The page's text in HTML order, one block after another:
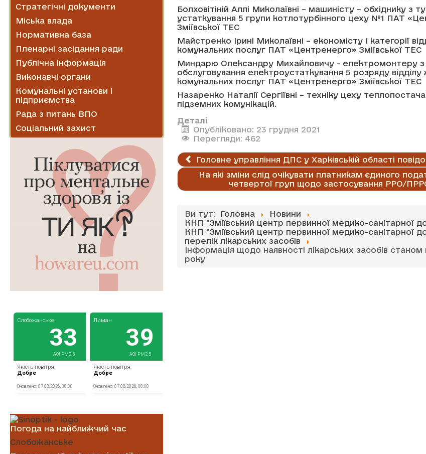
Стратегічні документи
Міська влада
Нормативна база
Пленарні засідання ради
Публічна інформація
Виконавчі органи
Комунальні установи і
підприємства
Рада з питань ВПО
Соціальний захист
Погода на найближчий час
Слобожанське
Болховітіній Аллі Миколаївні – машиністу – обхіднику з
устаткування 5 групи котлотурбінного цеху №1 ПАТ
Зміївської ТЕС
Майстренко Ірині Миколаївні – економісту І категорії
комунальних послуг ПАТ «Центренерго» Зміївської ТЕС
Миндарю Олександру Михайловичу - електромонтеру
обслуговування електроустаткування 5 розряду
комунальних послуг ПАТ «Центренерго» Зміївської ТЕС
Назаренко Наталії Сергіївні – техніку цеху
підземних комунікацій.
Деталі
Опубліковано: 23 грудня 2021
Перегляди: 462
Головне управління ДПС у Харківській області
На які зміни слід очікувати платникам єдиного
четвертої груп щодо застосування РРО/
Ви тут: Головна
Новини
КНП "Зміївський центр первинної медико-санітарної
КНП "Зміївський центр первинної медико-санітарної
перелік лікарських засобів
Інформація щодо наявності лікарських засобів станом
року